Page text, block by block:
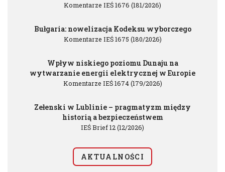
Komentarze IEŚ 1676 (181/2026)
Bułgaria: nowelizacja Kodeksu wyborczego
Komentarze IEŚ 1675 (180/2026)
Wpływ niskiego poziomu Dunaju na
wytwarzanie energii elektrycznej w Europie
Komentarze IEŚ 1674 (179/2026)
Zełenski w Lublinie – pragmatyzm między
historią a bezpieczeństwem
IEŚ Brief 12 (12/2026)
AKTUALNOŚCI